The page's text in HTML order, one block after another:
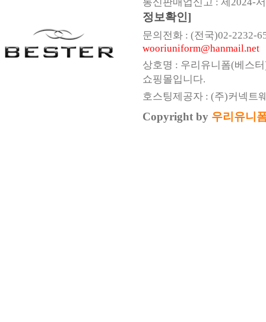
정보확인]
문의전화 : (전국)02-2232-
wooriuniform@hanmail.net
상호명 : 우리유니폼(베스
쇼핑몰입니다.
호스팅제공자 : (주)커넥트
Copyright by 우리유니